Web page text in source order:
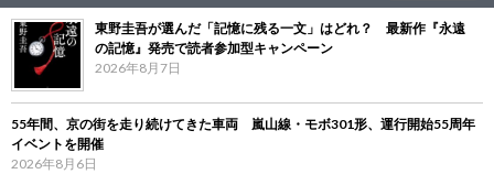
東野圭吾が選んだ「記憶に残る一文」はどれ？ 最新作『永遠
の記憶』発売で読者参加型キャンペーン
2026年8月7日
55年間、京の街を走り続けてきた車両 嵐山線・モボ301形、運行開始55周年
イベントを開催
2026年8月6日